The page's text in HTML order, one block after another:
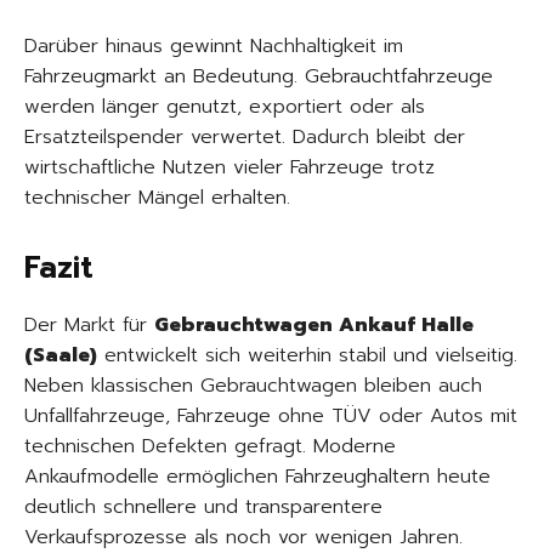
Darüber hinaus gewinnt Nachhaltigkeit im
Fahrzeugmarkt an Bedeutung. Gebrauchtfahrzeuge
werden länger genutzt, exportiert oder als
Ersatzteilspender verwertet. Dadurch bleibt der
wirtschaftliche Nutzen vieler Fahrzeuge trotz
technischer Mängel erhalten.
Fazit
Der Markt für Gebrauchtwagen Ankauf Halle
(Saale) entwickelt sich weiterhin stabil und vielseitig.
Neben klassischen Gebrauchtwagen bleiben auch
Unfallfahrzeuge, Fahrzeuge ohne TÜV oder Autos mit
technischen Defekten gefragt. Moderne
Ankaufmodelle ermöglichen Fahrzeughaltern heute
deutlich schnellere und transparentere
Verkaufsprozesse als noch vor wenigen Jahren.